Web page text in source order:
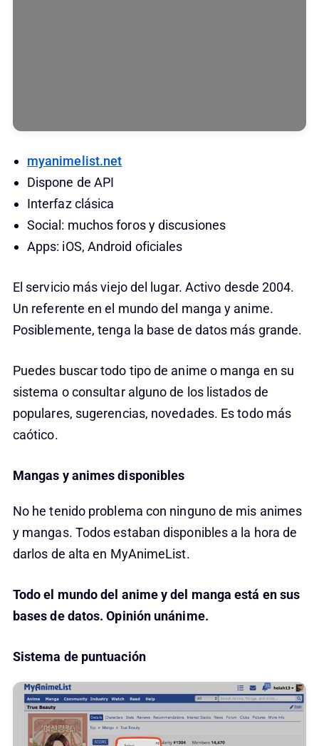
myanimelist.net
Dispone de API
Interfaz clásica
Social: muchos foros y discusiones
Apps: iOS, Android oficiales
El servicio más viejo del lugar. Activo desde 2004.
Un referente en el mundo del manga y anime.
Posiblemente, tenga la base de datos más grande.
Puedes buscar todo tipo de anime o manga en su
sistema o consultar alguno de los listados de
populares, sugerencias, novedades. Es todo más
caótico.
Mangas y animes disponibles
No he tenido problema con ninguno de mis animes
y mangas. Todos estaban disponibles a la hora de
darlos de alta en MyAnimeList.
Todo el mundo del anime y del manga está en sus
bases de datos. Opinión unánime.
Sistema de puntuación